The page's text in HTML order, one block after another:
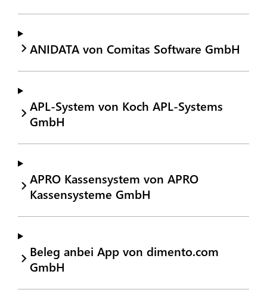
ANIDATA von Comitas Software GmbH
APL-System von Koch APL-Systems
GmbH
APRO Kassensystem von APRO
Kassensysteme GmbH
Beleg anbei App von dimento.com
GmbH